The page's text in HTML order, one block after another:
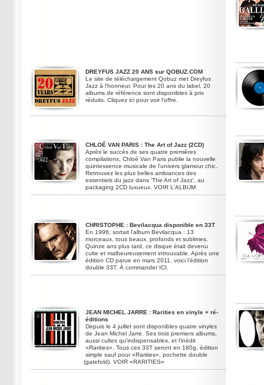
DREYFUS JAZZ 20 ANS sur QOBUZ.COM
Le site de téléchargement Qobuz met Dreyfus
Jazz à l'honneur. Pour les 20 ans du label, 20
albums de référence sont disponibles à prix
réduits. Cliquez ici pour voir l'offre.
CHLOÉ VAN PARIS : The Art of Jazz (2CD)
Après le succès de ses quatre premières
compilations, Chloé Van Paris publie la nouvelle
quintessence musicale de l'univers glamour chic.
Retrouvez les plus belles ambiances des
essentiels du jazz dans 'The Art of Jazz', au
packaging 2CD luxueux. VOIR L'ALBUM
CHRISTOPHE : Bevilacqua disponible en 33T
En 1996, sortait l’album Bevilacqua : 13
morceaux, tous beaux, profonds et sublimes.
Quinze ans plus tard, ce disque était devenu
culte et malheureusement introuvable. Après une
édition CD parue en mars 2011, voici l'édition
double 33T. À commander ICI.
JEAN MICHEL JARRE : Rarities en vinyle + ré-
éditions
Depuis le 4 juillet sont disponibles quatre vinyles
de Jean Michel Jarre. Ses trois premiers albums,
aussi cultes qu'indispensables, et l'inédit
«Rarities». Tous ces 33T seront en 180g, édition
simple sauf pour «Rarities», pochette double
(gatefold). VOIR «RARITIES»